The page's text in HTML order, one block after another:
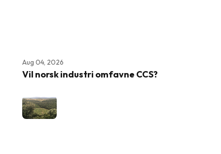
Aug 04, 2026
Vil norsk industri omfavne CCS?